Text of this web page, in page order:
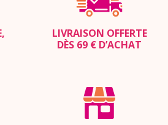
LIVRAISON OFFERTE
DÈS 69 € D’ACHAT